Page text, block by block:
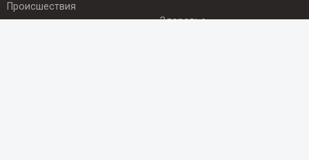
Происшествия
Здоровье